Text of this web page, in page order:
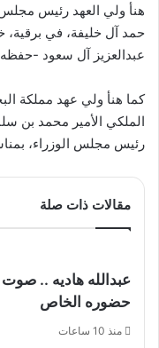
هنأ ولي العهد رئيس مجلس
حمد آل خليفة، في برقية،
عبدالعزيز آل سعود -
كما هنأ ولي عهد مملكة
الملكي الأمير محمد بن
رئيس مجلس الوزراء،
مقالات ذات صلة
عبدالله هاديه .. صوت
حضوره الخاص
منذ 10 ساعات